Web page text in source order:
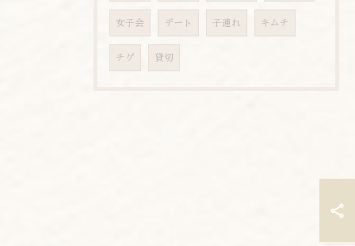
女子会 デート 子連れ キムチ
チゲ 貸切